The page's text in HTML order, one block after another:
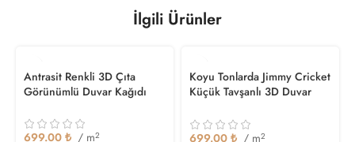
İlgili Ürünler
Antrasit Renkli 3D Çıta
Görünümlü Duvar Kağıdı
699.00 ₺ / m2
Koyu Tonlarda Jimmy Cricket
Küçük Tavşanlı 3D Duvar
699.00 ₺ / m2